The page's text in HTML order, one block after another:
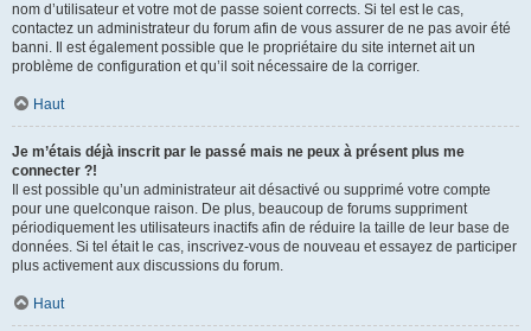
nom d’utilisateur et votre mot de passe soient corrects. Si tel est le cas,
contactez un administrateur du forum afin de vous assurer de ne pas avoir été
banni. Il est également possible que le propriétaire du site internet ait un
problème de configuration et qu’il soit nécessaire de la corriger.
Haut
Je m’étais déjà inscrit par le passé mais ne peux à présent plus me
connecter ?!
Il est possible qu’un administrateur ait désactivé ou supprimé votre compte
pour une quelconque raison. De plus, beaucoup de forums suppriment
périodiquement les utilisateurs inactifs afin de réduire la taille de leur base de
données. Si tel était le cas, inscrivez-vous de nouveau et essayez de participer
plus activement aux discussions du forum.
Haut